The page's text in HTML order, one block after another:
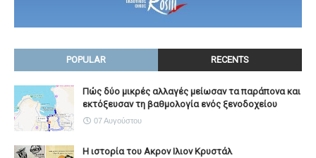
POPULAR RECENTS
Πώς δύο μικρές αλλαγές μείωσαν τα παράπονα και
εκτόξευσαν τη βαθμολογία ενός ξενοδοχείου
07 Αυγούστου
Η ιστορία του Ακρον Ιλιον Κρυστάλ